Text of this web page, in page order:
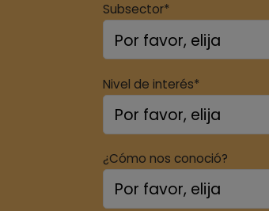
Subsector*
Nivel de interés*
¿Cómo nos conoció?